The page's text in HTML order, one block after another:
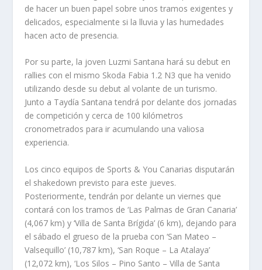
de hacer un buen papel sobre unos tramos exigentes y
delicados, especialmente si la lluvia y las humedades
hacen acto de presencia.
Por su parte, la joven Luzmi Santana hará su debut en
rallies con el mismo Skoda Fabia 1.2 N3 que ha venido
utilizando desde su debut al volante de un turismo.
Junto a Taydía Santana tendrá por delante dos jornadas
de competición y cerca de 100 kilómetros
cronometrados para ir acumulando una valiosa
experiencia.
Los cinco equipos de Sports & You Canarias disputarán
el shakedown previsto para este jueves.
Posteriormente, tendrán por delante un viernes que
contará con los tramos de ‘Las Palmas de Gran Canaria’
(4,067 km) y ‘Villa de Santa Brígida’ (6 km), dejando para
el sábado el grueso de la prueba con ‘San Mateo –
Valsequillo’ (10,787 km), ‘San Roque – La Atalaya’
(12,072 km), ‘Los Silos – Pino Santo – Villa de Santa